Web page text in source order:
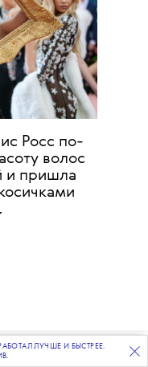
РАССЫЛКУ
Росс по-
волос
и пришла
ЛУЧШЕ И БЫСТРЕЕ.